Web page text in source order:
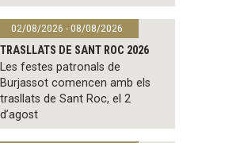
02/08/2026 - 08/08/2026
TRASLLATS DE SANT ROC 2026
Les festes patronals de
Burjassot comencen amb els
trasllats de Sant Roc, el 2
d’agost